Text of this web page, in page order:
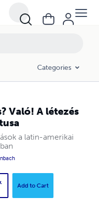
Categories
Való! A létezés
a latin-amerikai
Add to Cart